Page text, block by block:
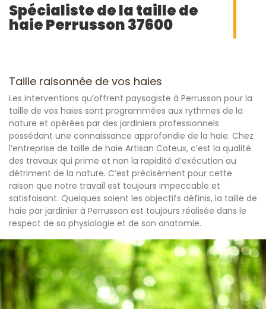
Spécialiste de la taille de
haie Perrusson 37600
Taille raisonnée de vos haies
Les interventions qu’offrent paysagiste à Perrusson pour la
taille de vos haies sont programmées aux rythmes de la
nature et opérées par des jardiniers professionnels
possédant une connaissance approfondie de la haie. Chez
l’entreprise de taille de haie Artisan Coteux, c’est la qualité
des travaux qui prime et non la rapidité d’exécution au
détriment de la nature. C’est précisément pour cette
raison que notre travail est toujours impeccable et
satisfaisant. Quelques soient les objectifs définis, la taille de
haie par jardinier à Perrusson est toujours réalisée dans le
respect de sa physiologie et de son anatomie.